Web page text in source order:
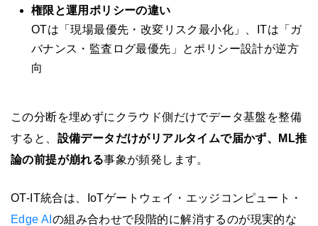
権限と運用ポリシーの違い
OTは「現場最優先・改変リスク最小化」、ITは「ガ
バナンス・監査ログ最優先」とポリシー設計が逆方
向
この分断を埋めずにクラウド側だけでデータ基盤を整備
すると、 設備データだけがリアルタイムで届かず、ML推
論の前提が崩れる事象が頻発します。
OT-IT統合は、IoTゲートウェイ・エッジコンピュート・
Edge AI の組み合わせで段階的に解消するのが現実的な